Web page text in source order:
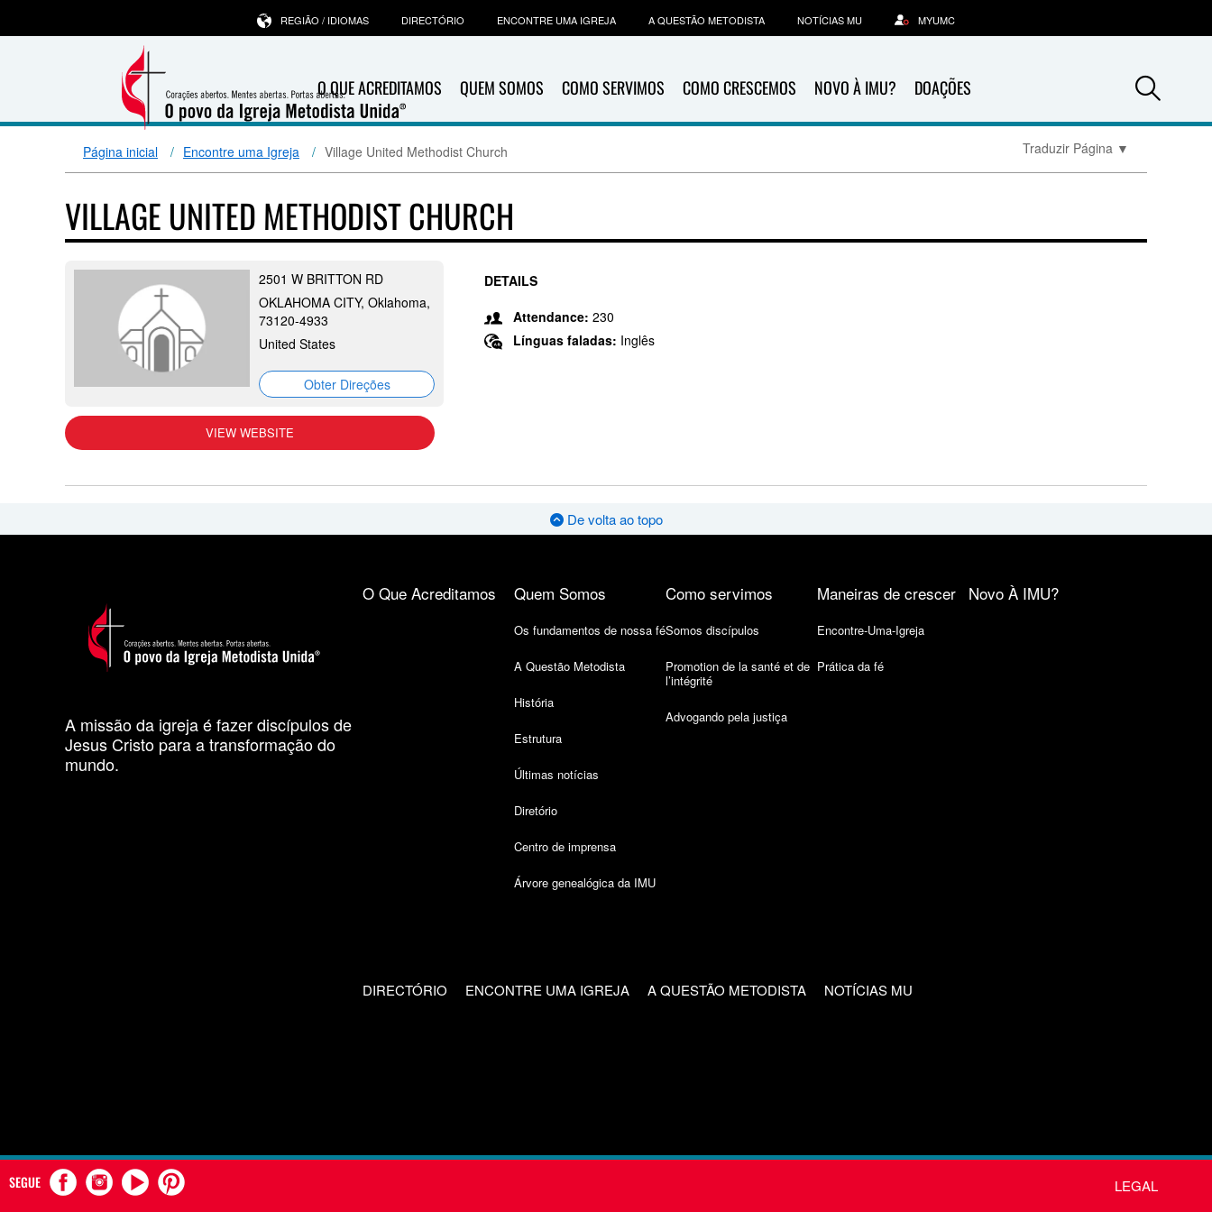
O QUE ACREDITAMOS QUEM SOMOS COMO SERVIMOS COMO CRESCEMOS NOVO À IMU? DOAÇÕES
REGIÃO / IDIOMAS DIRECTÓRIO ENCONTRE UMA IGREJA A QUESTÃO METODISTA NOTÍCIAS MU MYUMC
Página inicial Encontre uma Igreja Village United Methodist Church Traduzir Página ▼
VILLAGE UNITED METHODIST CHURCH
2501 W BRITTON RD
OKLAHOMA CITY, Oklahoma,
73120-4933
United States
Obter Direções
VIEW WEBSITE
DETAILS
Attendance: 230
Línguas faladas: Inglês
De volta ao topo
A missão da igreja é fazer discípulos de
Jesus Cristo para a transformação do
mundo.
O Que Acreditamos Quem Somos
Os fundamentos de nossa fé
A Questão Metodista
História
Estrutura
Últimas notícias
Diretório
Centro de imprensa
Árvore genealógica da IMU
Como servimos
Somos discípulos
Promotion de la santé et de
l’intégrité
Advogando pela justiça
Maneiras de crescer
Encontre-Uma-Igreja
Prática da fé
Novo À IMU?
DIRECTÓRIO ENCONTRE UMA IGREJA A QUESTÃO METODISTA NOTÍCIAS MU
SEGUE LEGAL